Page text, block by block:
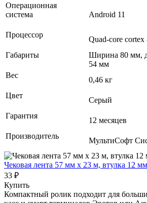
Операционная
система
Android 11
Процессор
Quad-core
Габариты
Ширина 80 мм,
54 мм
Вес
0,46 кг
Цвет
Серый
Гарантия
12 месяцев
Производитель
МультиСофт
Чековая лента 57 мм x 23 м, втулка 12 мм
33 ₽
Купить
Компактный ролик подходит для